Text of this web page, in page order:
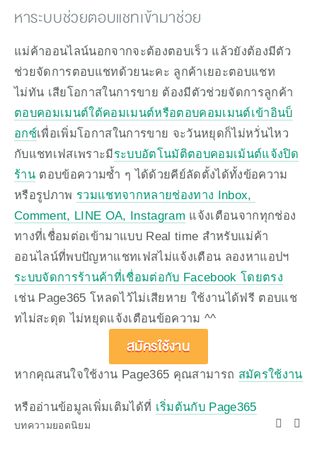
หาระบบช่วยตอบแชทเข้ามาช่วย
แม่ค้าออนไลน์นอกจากจะต้องตอบเร็ว แล้วยังต้องมีตัว
ช่วยจัดการตอบแชทด้วยนะคะ ลูกค้าเยอะตอบแชท
ไม่ทัน เสียโอกาสในการขาย ต้องมีตัวช่วยจัดการลูกค้า
ตอบคอมเมนต์ใต้คอมเมนต์หรือตอบคอมเมนต์เข้าอินบ็
อกซ์เพื่อเพิ่มโอกาสในการขาย จะวันหยุดก็ไม่หวั่นไหว
กับแชทเฟสเพราะมีระบบอัตโนมัติตอบคอมเม้นต์แจ้งปิด
ร้าน ตอบข้อความซ้ำ ๆ ได้ด้วยคีย์ลัดตั้งได้ทั้งข้อความ
หรือรูปภาพ รวมแชทจากหลายช่องทาง Inbox,
Comment, LINE OA, Instagram แจ้งเตือนจากทุกช่อง
ทางที่เชื่อมต่อเข้ามาแบบ Real time สำหรับแม่ค้า
ระบบจัดการร้านค้าที่เชื่อมต่อกับ Facebook โดยตรง
เช่น Page365 โหลดไว้ไม่เสียหาย ใช้งานได้ฟรี ตอบแช
ทไม่สะดุด ไม่หยุดแจ้งเตือนข้อความ ^^
สมัครใช้งาน
หากคุณสนใจใช้งาน Page365 คุณสามารถ สมัครใช้งาน
หรืออ่านข้อมูลเพิ่มเติมได้ที่ เริ่มต้นกับ Page365
บทความยอดนิยม